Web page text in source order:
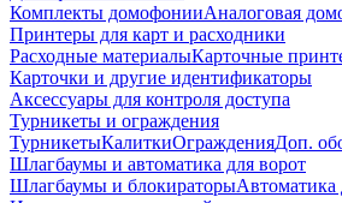
Комплекты домофонииАналоговая
Принтеры для карт и расходники
Расходные материалыКарточные
Карточки и другие идентификаторы
Аксессуары для контроля доступа
Турникеты и ограждения
ТурникетыКалиткиОгражденияДоп.
Шлагбаумы и автоматика для ворот
Шлагбаумы и блокираторыАвтоматика